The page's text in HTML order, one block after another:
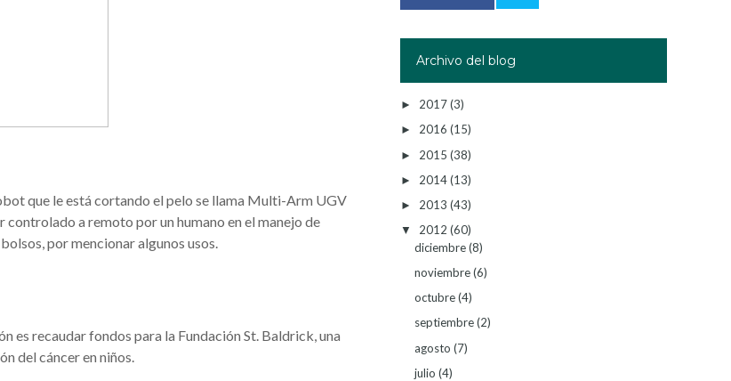
que le está cortando el pelo se llama Multi-Arm UGV
a remoto por un humano en el manejo de
por mencionar algunos usos.
es recaudar fondos para la Fundación St. Baldrick, una
del cáncer en niños.
Archivo del blog
► 2017(3)
► 2016 (15)
► 2015 (38)
► 2014(13)
► 2013 (43)
▼ 2012 (60)
diciembre(8)
noviembre(6)
octubre(4)
septiembre(2)
agosto (7)
julio (4)